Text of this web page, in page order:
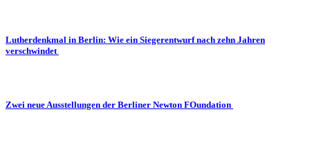
Lutherdenkmal in Berlin: Wie ein Siegerentwurf nach zehn Jahren
verschwindet
Zwei neue Ausstellungen der Berliner Newton FOundation